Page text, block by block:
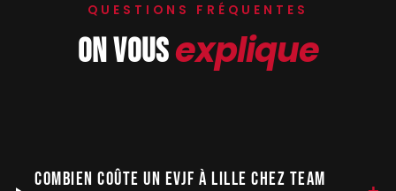
QUESTIONS FRÉQUENTES
ON VOUSexplique
COMBIEN COÛTE UN EVJF À LILLE CHEZ TEAM